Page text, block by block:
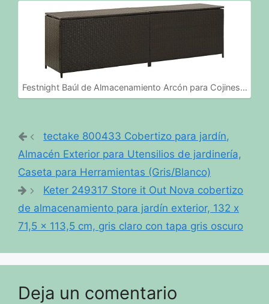
Festnight Baúl de Almacenamiento Arcón para Cojines…
tectake 800433 Cobertizo para jardín,
Almacén Exterior para Utensilios de jardinería,
Caseta para Herramientas (Gris/Blanco)
Keter 249317 Store it Out Nova cobertizo
de almacenamiento para jardín exterior, 132 x
71,5 x 113,5 cm, gris claro con tapa gris oscuro
Deja un comentario